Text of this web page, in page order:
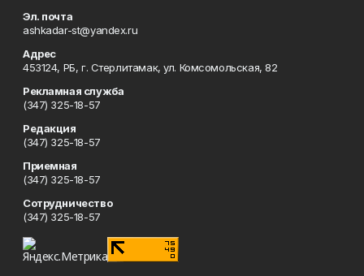
Эл. почта
ashkadar-st@yandex.ru
Адрес
453124, РБ, г. Стерлитамак, ул. Комсомольская, 82
Рекламная служба
(347) 325-18-57
Редакция
(347) 325-18-57
Приемная
(347) 325-18-57
Сотрудничество
(347) 325-18-57